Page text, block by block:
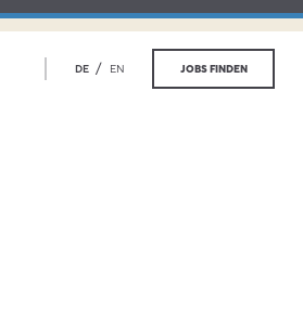
DE / EN JOBS FINDEN